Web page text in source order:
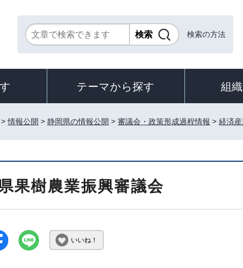
検索の方法
テーマから探す 組
>情報公開 > 静岡県の情報公開 > 審議会・政策形成過程情報 > 経済
果樹農業振興審議会
いいね！